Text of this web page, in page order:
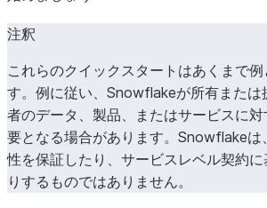
注釈
これらのクイックスタートはあくまで
す。例に従い、Snowflakeが所有または
者のデータ、製品、またはサービスに
要となる場合があります。Snowflakeは
性を保証したり、サービスレベル契約
りするものではありません。